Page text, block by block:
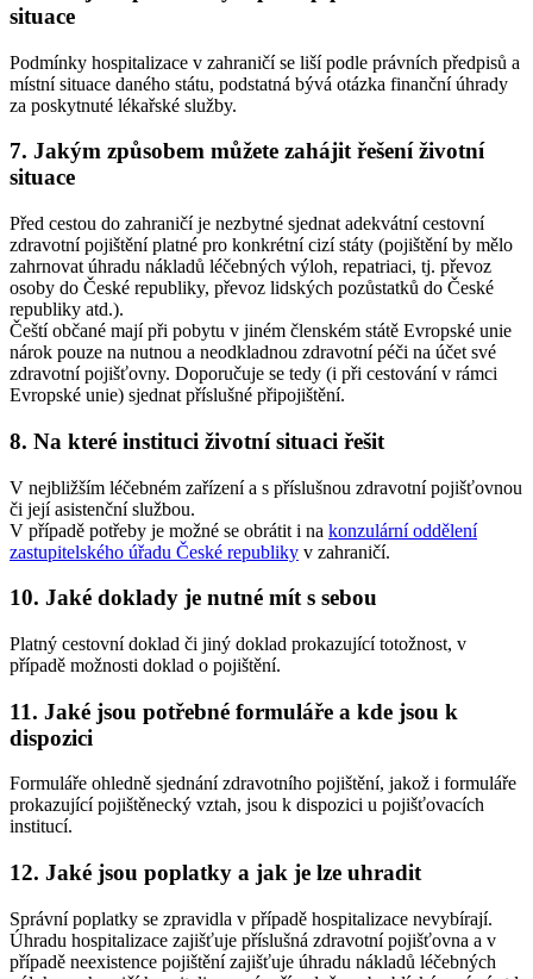
situace
Podmínky hospitalizace v zahraničí se liší podle právních předpisů a
místní situace daného státu, podstatná bývá otázka finanční úhrady
za poskytnuté lékařské služby.
7. Jakým způsobem můžete zahájit řešení životní
situace
Před cestou do zahraničí je nezbytné sjednat adekvátní cestovní
zdravotní pojištění platné pro konkrétní cizí státy (pojištění by mělo
zahrnovat úhradu nákladů léčebných výloh, repatriaci, tj. převoz
osoby do České republiky, převoz lidských pozůstatků do České
republiky atd.).
Čeští občané mají při pobytu v jiném členském státě Evropské unie
nárok pouze na nutnou a neodkladnou zdravotní péči na účet své
zdravotní pojišťovny. Doporučuje se tedy (i při cestování v rámci
Evropské unie) sjednat příslušné připojištění.
8. Na které instituci životní situaci řešit
V nejbližším léčebném zařízení a s příslušnou zdravotní pojišťovnou
či její asistenční službou.
V případě potřeby je možné se obrátit i na konzulární oddělení
zastupitelského úřadu České republiky v zahraničí.
10. Jaké doklady je nutné mít s sebou
Platný cestovní doklad či jiný doklad prokazující totožnost, v
případě možnosti doklad o pojištění.
11. Jaké jsou potřebné formuláře a kde jsou k
dispozici
Formuláře ohledně sjednání zdravotního pojištění, jakož i formuláře
prokazující pojištěnecký vztah, jsou k dispozici u pojišťovacích
institucí.
12. Jaké jsou poplatky a jak je lze uhradit
Správní poplatky se zpravidla v případě hospitalizace nevybírají.
Úhradu hospitalizace zajišťuje příslušná zdravotní pojišťovna a v
případě neexistence pojištění zajišťuje úhradu nákladů léčebných